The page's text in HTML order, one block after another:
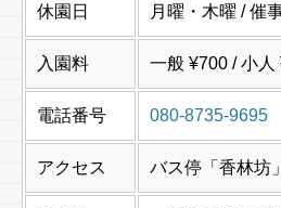
休園日 月曜・木曜 / 催
入園料 一般 ¥700 / 小人
電話番号 080-8735-9695
アクセス バス停「香林坊